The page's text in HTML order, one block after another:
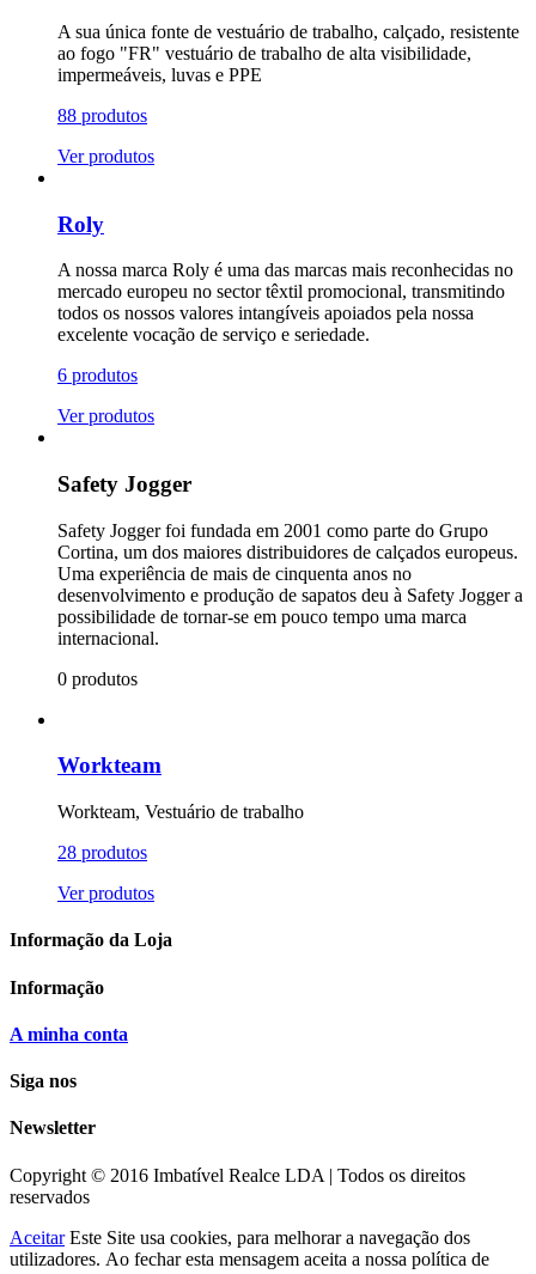
A sua única fonte de vestuário de trabalho, calçado, resistente
ao fogo "FR" vestuário de trabalho de alta visibilidade,
impermeáveis, luvas e PPE
88 produtos
Ver produtos
Roly
A nossa marca Roly é uma das marcas mais reconhecidas no
mercado europeu no sector têxtil promocional, transmitindo
todos os nossos valores intangíveis apoiados pela nossa
excelente vocação de serviço e seriedade.
6 produtos
Ver produtos
Safety Jogger
Safety Jogger foi fundada em 2001 como parte do Grupo
Cortina, um dos maiores distribuidores de calçados europeus.
Uma experiência de mais de cinquenta anos no
desenvolvimento e produção de sapatos deu à Safety Jogger a
possibilidade de tornar-se em pouco tempo uma marca
internacional.
0 produtos
Workteam
Workteam, Vestuário de trabalho
28 produtos
Ver produtos
Informação da Loja
Informação
A minha conta
Siga nos
Newsletter
Copyright © 2016 Imbatível Realce LDA | Todos os direitos
reservados
Aceitar Este Site usa cookies, para melhorar a navegação dos
utilizadores. Ao fechar esta mensagem aceita a nossa política de